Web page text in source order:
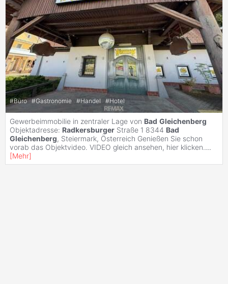
#Büro #Gastronomie #Handel #Hotel
Gewerbeimmobilie in zentraler Lage von Bad Gleichenberg
Objektadresse: Radkersburger Straße 1 8344 Bad
Gleichenberg, Steiermark, Österreich Genießen Sie schon
vorab das Objektvideo. VIDEO gleich ansehen, hier klicken....
[Mehr]